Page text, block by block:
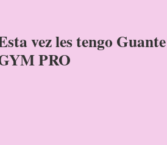
vez les tengo
PRO